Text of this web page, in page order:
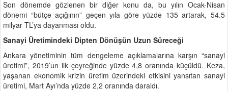
Son dönemde gözlenen bir diğer konu da, bu yılın Ocak-Nisan
dönemi “bütçe açığının” geçen yıla göre yüzde 135 artarak, 54.5
milyar TL’ya dayanması oldu.
Sanayi Üretimindeki Dipten Dönüşün Uzun Süreceği
Ankara yönetiminin tüm dengeleme açıklamalarına karşın “sanayi
üretimi”, 2019’un ilk çeyreğinde yüzde 4,8 oranında küçüldü. Keza,
yaşanan ekonomik krizin üretim üzerindeki etkisini yansıtan sanayi
üretimi, Mart Ayı’nda yüzde 2,2 oranında daraldı.